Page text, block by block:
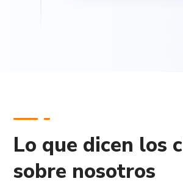
Lo que dicen los
sobre nosotros